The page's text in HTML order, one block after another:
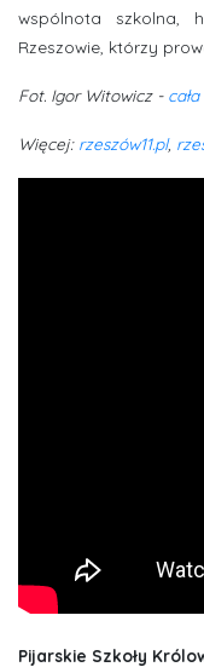
wspólnota szkolna,
Rzeszowie, którzy
Fot. Igor Witowicz -
Więcej: rzeszów11.pl,
Pijarskie Szkoły